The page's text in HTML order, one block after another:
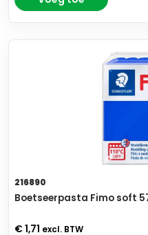
216890
Boetseerpasta Fimo soft
€ 1,71 excl. BTW